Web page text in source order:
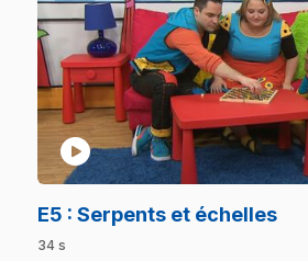
play_circle
E5 : Serpents et échelles.
34 s